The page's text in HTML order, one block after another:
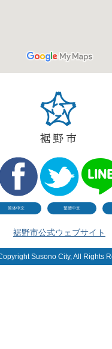
简体中文 繁體中文
裾野市公式ウェブサイト
Susono City, All Rights